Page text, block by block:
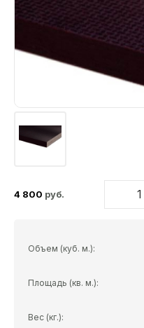
4 800 руб.
Объем (куб. м.):
Площадь (кв. м.):
Вес (кг.):